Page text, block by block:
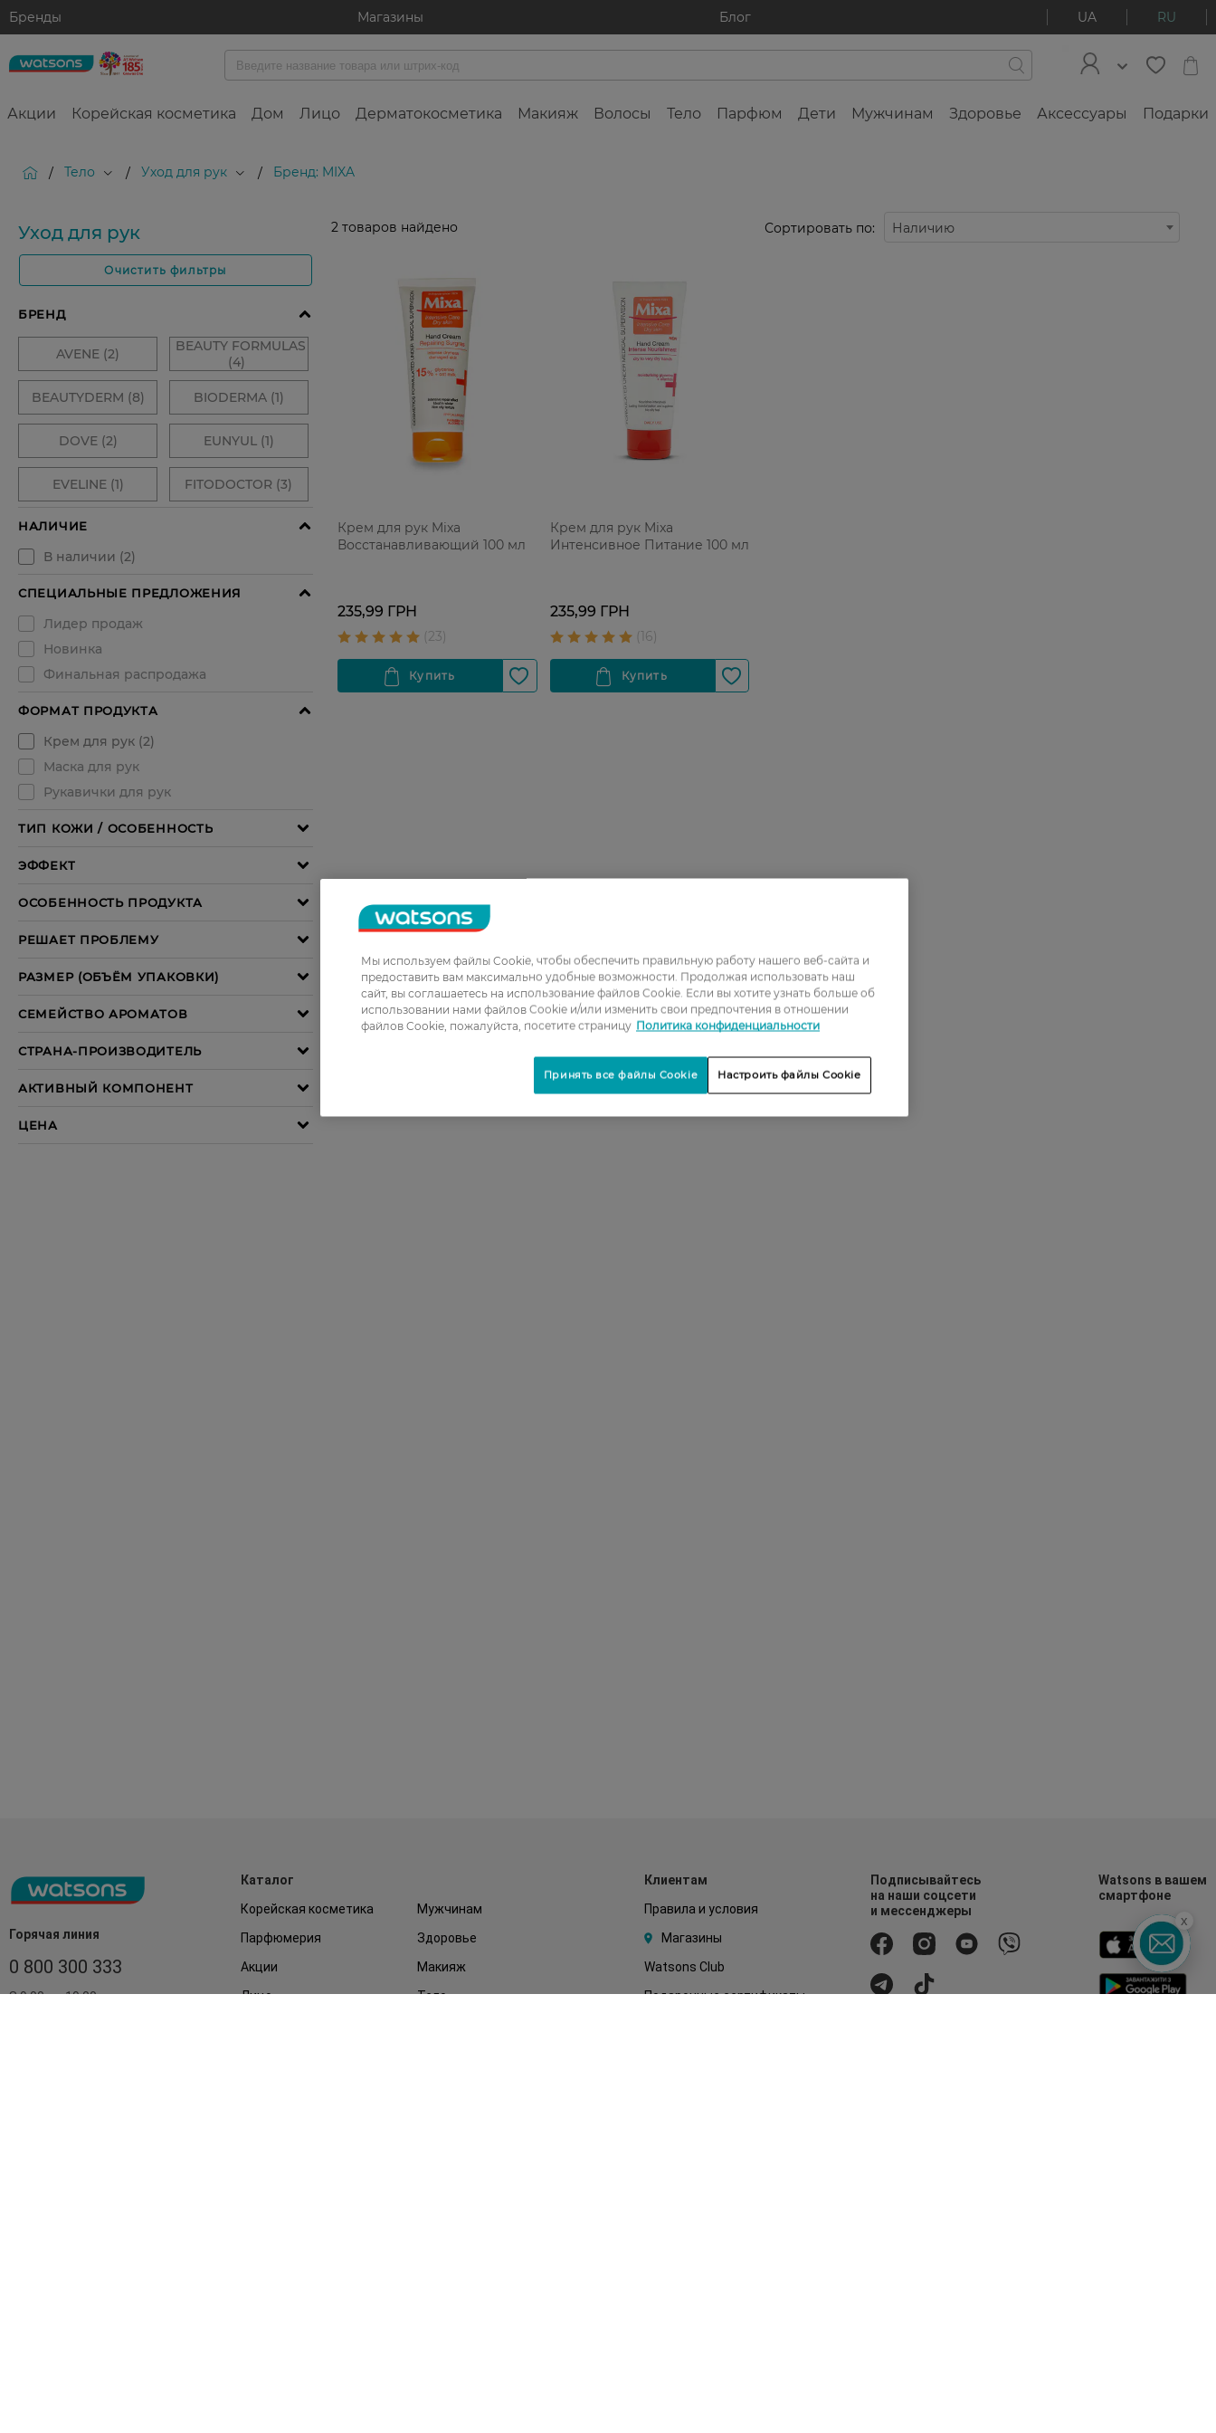
Бренды Магазины Блог UA RU
Акции Корейская косметика Дом Лицо Дерматокосметика Макияж Волосы Тело Парфюм Дети Мужчинам Здоровье Аксессуары Подарки
/ Тело / Уход для рук / Бренд: MIXA
Уход для рук
Очистить фильтры
2 товаров найдено Сортировать по: Наличию
Крем для рук Mixa
Восстанавливающий 100 мл
235,99 ГРН
Крем для рук Mixa
Интенсивное Питание 100 мл
235,99 ГРН
Горячая линия
0 800 300 333
З 9:00 до 19:00
Каталог
Корейская косметика
Мужчинам
Парфюмерия
Здоровье
Акции
Макияж
Лицо
Тело
Клиентам
Правила и условия
Магазины
Watsons Club
Подарочные сертификаты
Подписывайтесь
на наши соцсети
и мессенджеры
Watsons в вашем
смартфоне
x
Мы используем файлы Cookie, чтобы обеспечить правильную работу нашего веб-сайта и
предоставить вам максимально удобные возможности. Продолжая использовать наш
сайт, вы соглашаетесь на использование файлов Cookie. Если вы хотите узнать больше об
использовании нами файлов Cookie и/или изменить свои предпочтения в отношении
файлов Cookie, пожалуйста, посетите страницу Политика конфиденциальности
Настроить файлы Cookie
Принять все файлы Cookie